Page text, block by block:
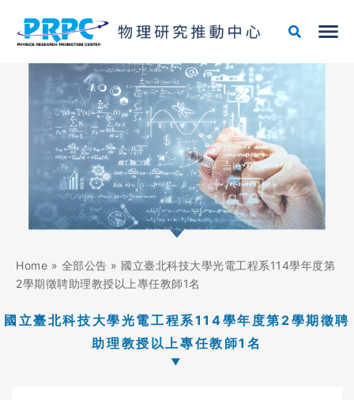
Home » 全部公告 » 國立臺北科技大學光電工程系114學年度第
2學期徵聘助理教授以上專任教師1名
國立臺北科技大學光電工程系114學年度第2學期徵聘
助理教授以上專任教師1名